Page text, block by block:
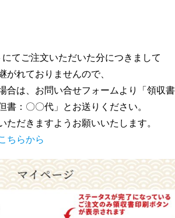
てご注文いただいた分につきまして
れておりませんので、
合は、お問い合せフォームより「領収書
：〇〇代」とお送りください。
だきますようお願いいたします。
ちらから